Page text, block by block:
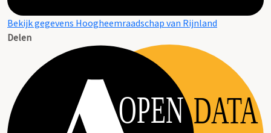
Bekijk gegevens Hoogheemraadschap van Rijnland
Delen
OPEN DATA